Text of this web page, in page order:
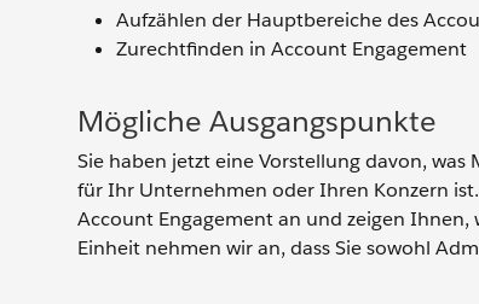
Aufzählen der Hauptbereiche des
Zurechtfinden in Account Engagement
Mögliche Ausgangspunkte
Sie haben jetzt eine Vorstellung davon,
für Ihr Unternehmen oder Ihren Konzern
Account Engagement an und zeigen Ihnen,
Einheit nehmen wir an, dass Sie sowohl